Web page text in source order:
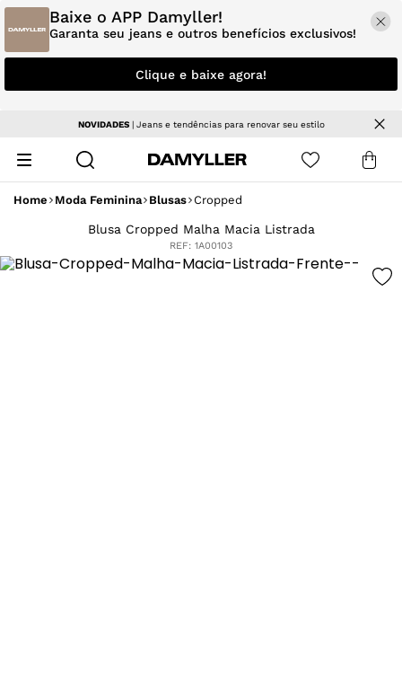
Baixe o APP Damyller!
Garanta seu jeans e outros benefícios exclusivos!
Clique e baixe agora!
NOVIDADES| Jeans e tendências para renovar seu estilo
Home Moda Feminina Blusas Cropped
Blusa Cropped Malha Macia Listrada
REF: 1A00103